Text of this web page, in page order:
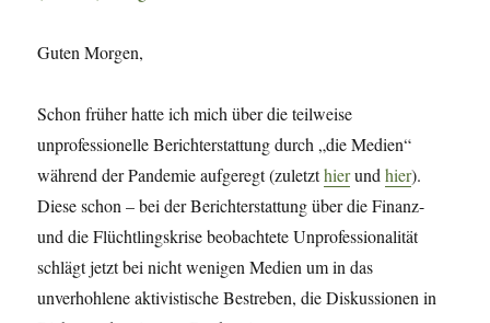
Guten Morgen,
Schon früher hatte ich mich über die teilweise
unprofessionelle Berichterstattung durch „die Medien“
während der Pandemie aufgeregt (zuletzthierundhier).
Diese schon – bei der Berichterstattung über die Finanz-
und die Flüchtlingskrise beobachtete Unprofessionalität
schlägt jetzt bei nicht wenigen Medien um in das
unverhohlene aktivistische Bestreben, die Diskussionen in